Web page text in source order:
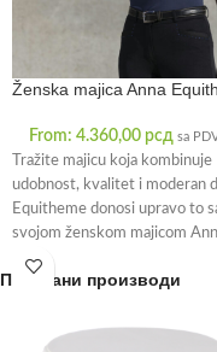
Ženska majica Anna
From: 4.360,00 рсд sa
Tražite majicu koja kombinuje
udobnost, kvalitet i moderan
Equitheme donosi upravo to
svojom ženskom majicom
Ova majica
Повезани производи